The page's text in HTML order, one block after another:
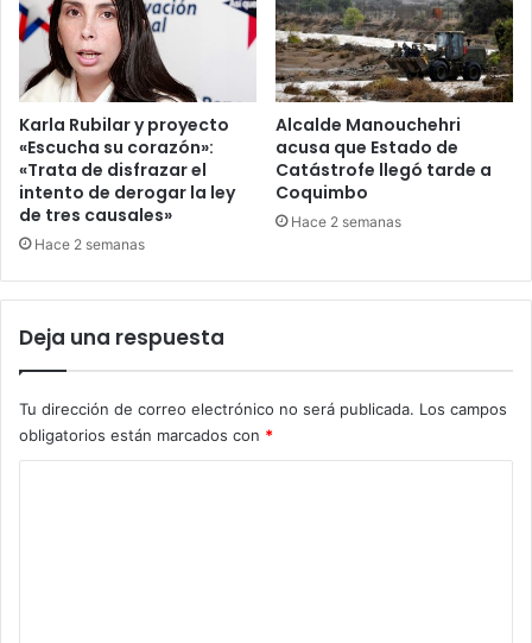
Karla Rubilar y proyecto
«Escucha su corazón»:
«Trata de disfrazar el
intento de derogar la ley
de tres causales»
Hace 2 semanas
Alcalde Manouchehri
acusa que Estado de
Catástrofe llegó tarde a
Coquimbo
Hace 2 semanas
Deja una respuesta
Tu dirección de correo electrónico no será publicada. Los campos
obligatorios están marcados con *